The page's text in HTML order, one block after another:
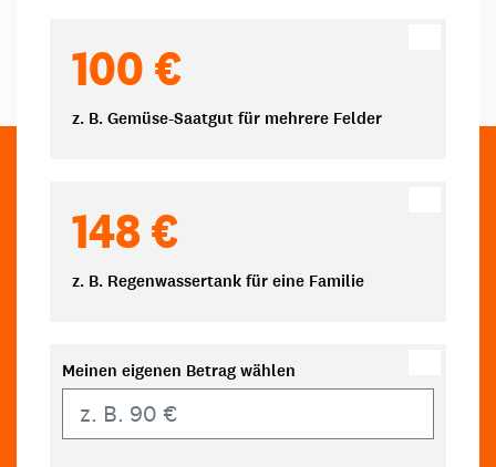
100 €
z. B. Gemüse-Saatgut für mehrere Felder
148 €
z. B. Regenwassertank für eine Familie
Meinen eigenen Betrag wählen